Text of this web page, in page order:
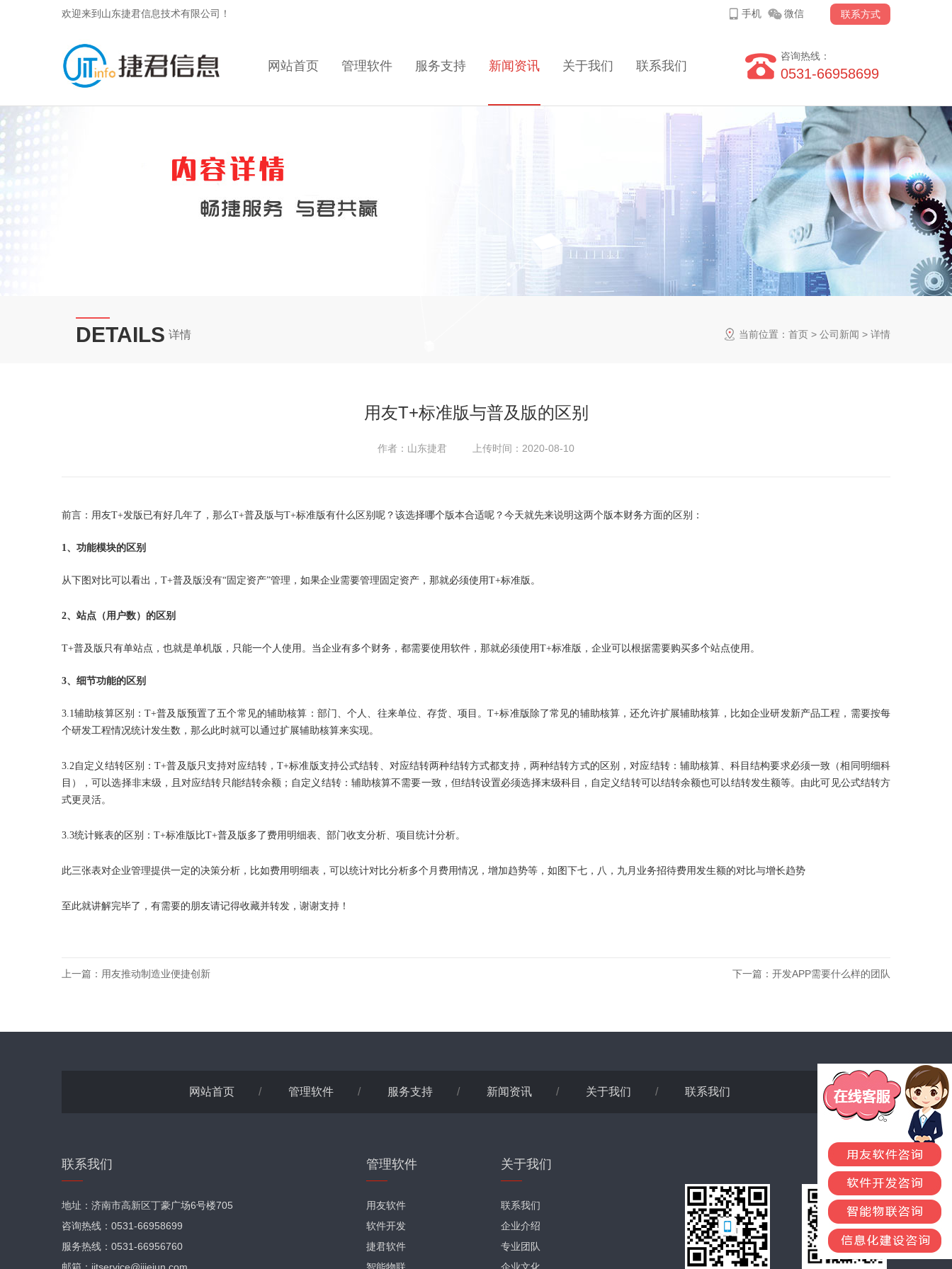
欢迎来到山东捷君信息技术有限公司！ 联系方式
微信
手机
网站首页 管理软件 服务支持 新闻资讯 关于我们 联系我们
咨询热线：
0531-66958699
DETAILS 详情 当前位置： 首页 > 公司新闻 > 详情
用友T+标准版与普及版的区别
作者：山东捷君 上传时间：2020-08-10
前言：用友T+发版已有好几年了，那么T+普及版与T+标准版有什么区别呢？该选择哪个版本合适呢？今天就先来说明这两个版本财务方面的区别：
1、 功能模块的区别
从下图对比可以看出，T+普及版没有“固定资产”管理，如果企业需要管理固定资产，那就必须使用T+标准版。
2、站点（用户数）的区别
T+普及版只有单站点，也就是单机版，只能一个人使用。当企业有多个财务，都需要使用软件，那就必须使用T+标准版，企业可以根据需要购买多个站点使用。
3、细节功能的区别
3.1辅助核算区别：T+普及版预置了五个常见的辅助核算：部门、个人、往来单位、存货、项目。T+标准版除了常见的辅助核算，还允许扩展辅助核算，比如企业研发新产品工程，需要按每
个研发工程情况统计发生数，那么此时就可以通过扩展辅助核算来实现。
3.2自定义结转区别：T+普及版只支持对应结转，T+标准版支持公式结转、对应结转两种结转方式都支持，两种结转方式的区别，对应结转：辅助核算、科目结构要求必须一致（相同明细科
目），可以选择非末级，且对应结转只能结转余额；自定义结转：辅助核算不需要一致，但结转设置必须选择末级科目，自定义结转可以结转余额也可以结转发生额等。由此可见公式结转方
式更灵活。
3.3统计账表的区别：T+标准版比T+普及版多了费用明细表、部门收支分析、项目统计分析。
此三张表对企业管理提供一定的决策分析，比如费用明细表，可以统计对比分析多个月费用情况，增加趋势等，如图下七，八，九月业务招待费用发生额的对比与增长趋势
至此就讲解完毕了，有需要的朋友请记得收藏并转发，谢谢支持！
上一篇： 用友推动制造业便捷创新 下一篇： 开发APP需要什么样的团队
网站首页 / 管理软件 / 服务支持 / 新闻资讯 / 关于我们 / 联系我们
联系我们
地址：济南市高新区丁豪广场6号楼705
咨询热线：0531-66958699
服务热线：0531-66956760
管理软件
用友软件
软件开发
捷君软件
关于我们
联系我们
企业介绍
专业团队